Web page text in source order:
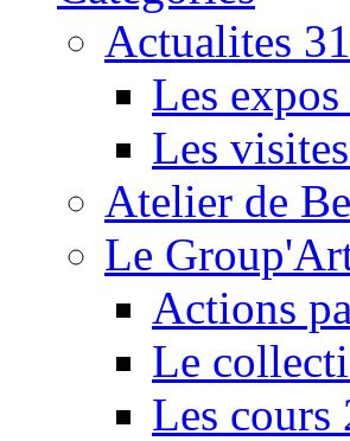
Actualites
Les expos
Les visites
Atelier de
Le
Actions
Le
Les cours